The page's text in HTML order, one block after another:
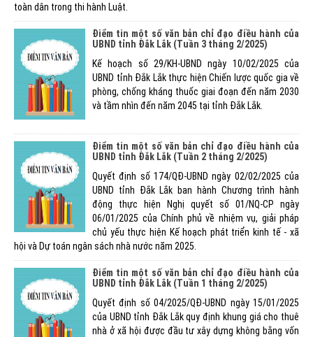
toàn dân trong thi hành Luật.
Điểm tin một số văn bản chỉ đạo điều hành của
UBND tỉnh Đắk Lắk (Tuần 3 tháng 2/2025)
Kế hoạch số 29/KH-UBND ngày 10/02/2025 của
UBND tỉnh Đắk Lắk thực hiện Chiến lược quốc gia về
phòng, chống kháng thuốc giai đoạn đến năm 2030
và tầm nhìn đến năm 2045 tại tỉnh Đắk Lắk.
Điểm tin một số văn bản chỉ đạo điều hành của
UBND tỉnh Đắk Lắk (Tuần 2 tháng 2/2025)
Quyết định số 174/QĐ-UBND ngày 02/02/2025 của
UBND tỉnh Đắk Lắk ban hành Chương trình hành
động thực hiện Nghị quyết số 01/NQ-CP ngày
06/01/2025 của Chính phủ về nhiệm vụ, giải pháp
chủ yếu thực hiện Kế hoạch phát triển kinh tế - xã
hội và Dự toán ngân sách nhà nước năm 2025.
Điểm tin một số văn bản chỉ đạo điều hành của
UBND tỉnh Đắk Lắk (Tuần 1 tháng 2/2025)
Quyết định số 04/2025/QĐ-UBND ngày 15/01/2025
của UBND tỉnh Đắk Lắk quy định khung giá cho thuê
nhà ở xã hội được đầu tư xây dựng không bằng vốn